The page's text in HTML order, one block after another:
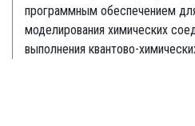
программным обеспечением
моделирования химических
выполнения квантово-